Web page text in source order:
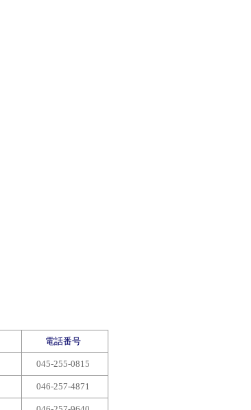
電話番号
045-255-0815
046-257-4871